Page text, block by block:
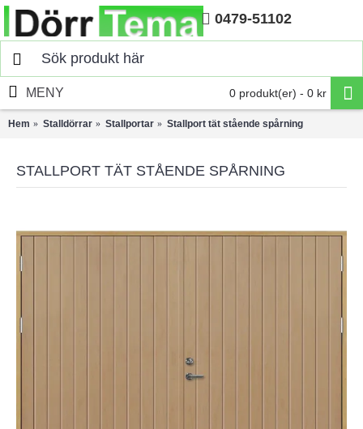
Hem 0479-51102
0 produkt(er) - 0 kr
MENY
Hem Stalldörrar Stallportar Stallport tät stående spårning
STALLPORT TÄT STÅENDE SPÅRNING